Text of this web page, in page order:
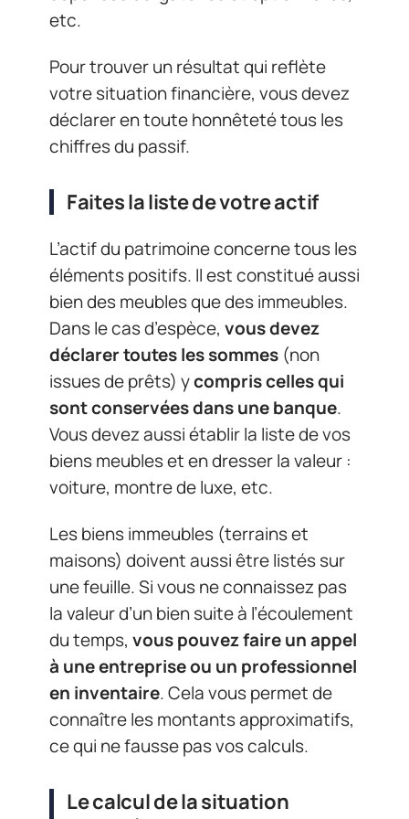
etc.
Pour trouver un résultat qui reflète
votre situation financière, vous devez
déclarer en toute honnêteté tous les
chiffres du passif.
Faites la liste de votre actif
L’actif du patrimoine concerne tous les
éléments positifs. Il est constitué aussi
bien des meubles que des immeubles.
Dans le cas d’espèce, vous devez
déclarer toutes les sommes (non
issues de prêts) ycompris celles qui
sont conservées dans une banque.
Vous devez aussi établir la liste de vos
biens meubles et en dresser la valeur :
voiture, montre de luxe, etc.
Les biens immeubles (terrains et
maisons) doivent aussi être listés sur
une feuille. Si vous ne connaissez pas
la valeur d’un bien suite à l’écoulement
du temps, vous pouvez faire un appel
à une entreprise ou un professionnel
en inventaire. Cela vous permet de
connaître les montants approximatifs,
ce qui ne fausse pas vos calculs.
Le calcul de la situation